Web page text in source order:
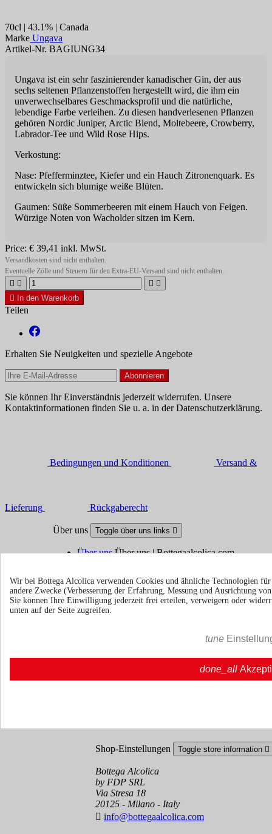
70cl | 43.1% | Canada
Marke Ungava
Artikel-Nr. BAGIUNG34
Ungava ist ein sehr faszinierender kanadischer Gin, der aus
sechs seltenen Pflanzenstoffen hergestellt wird, die ihm ein
unverwechselbares Geschmacksprofil und die natürliche,
lebendige Farbe verleihen. Zu diesen handverlesenen Pflanzen
gehören Nordic Juniper, Arctic Blend, Moltebeere, Crowberry,
Labrador-Tee und Wild Rose Hips.
Verkostung:
Nase: Pfefferminztee, Kiefer und ein Hauch Zitronenquark. Es
entwickeln sich blumige weiße Blüten.
Gaumen: Süße Sommerbeeren mit einem Hauch von Feigen.
Würzige Noten von Wacholder sitzen im Kern.
Price: € 39,41 inkl. MwSt.
Versandkosten sind nicht enthalten.
Eventuelle Zölle und Steuern für den Extra-EU-Versand sind nicht enthalten.
   

In den Warenkorb
Teilen
Erhalten Sie Neuigkeiten und spezielle Angebote
Sie können Ihr Einverständnis jederzeit widerrufen. Unsere
Kontaktinformationen finden Sie u. a. in der Datenschutzerklärung.
Bedingungen und Konditionen Versand &
Lieferung Rückgaberecht
Über uns Toggle über uns links 
Über unsÜber uns | Bottegaalcolica.com
Information Toggle information links
Ristoranti - Bar - Catering -
Toggle your account links
Shop-Einstellungen Toggle store information 
Bottega Alcolica
by FDP SRL
Via Stresa 18
20125 - Milano - Italy
 info@bottegaalcolica.com
Wir bei Bottega Alcolica verwenden Cookies und ähnliche Technologien
andere Zwecke (Verbesserung der Erfahrung, Messung und Ausrichtung
Sie können Ihre Einwilligung jederzeit frei erteilen, verweigern oder
unten auf der Seite zugreifen.
tune
done_all